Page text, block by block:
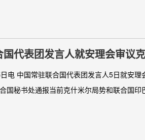
国代表团发言人就安理会审议
电 中国常驻联合国代表团发言人5日就安
国秘书处通报当前克什米尔局势和联合国印